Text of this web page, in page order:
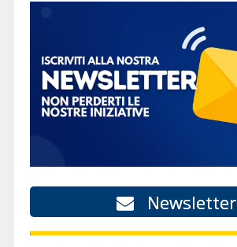
Newsletter